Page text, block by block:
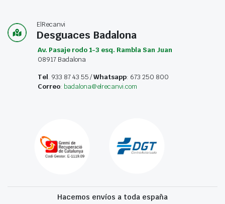
ElRecanvi
Desguaces Badalona
Av. Pasaje rodo 1-3 esq. Rambla San Juan
08917 Badalona
Tel. 933 87 43 55 /Whatsapp: 673 250 800
Correo: badalona@elrecanvi.com
Hacemos envíos a toda españa